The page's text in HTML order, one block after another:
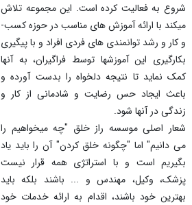
شروع به فعالیت کرده است. این مجموعه تلاش
می­کند با ارائه آموزش­ های مناسب در حوزه کسب­
و کار و رشد توانمندی ­های فردی افراد و با پیگیری
بکارگیری این آموزش­ها توسط فراگیران، به آنها
کمک نماید تا نتیجه دلخواه را بدست آورده و
باعث ایجاد حس رضایت و شادمانی از کار و
زندگی در آنها شود.
شعار اصلی موسسه راز خلق "چه می­خواهیم را
می­ دانیم" اما "چگونه خلق کردن" آن را باید یاد
بگیریم است و با استراتژی همه قرار نیست
پزشک، وکیل، مهندس و ... باشند بلکه باید
بهترین خود باشند، اقدام به ارائه خدمات خود